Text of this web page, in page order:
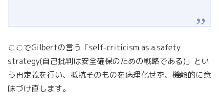
ここでGilbertの言う「self-criticism as a safety
strategy(自己批判は安全確保のための戦略である)」とい
う再定義を行い、抵抗そのものを病理化せず、機能的に意
味づけ直します。